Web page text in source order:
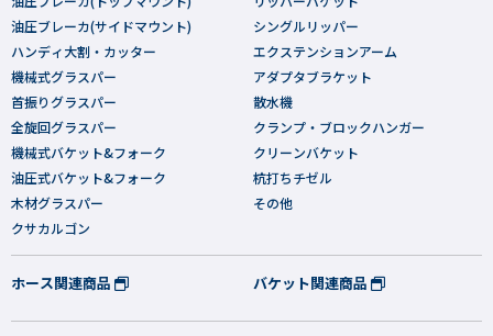
油圧ブレーカ(サイドマウント)
ハンディ大割・カッター
機械式グラスパー
首振りグラスパー
全旋回グラスパー
機械式バケット&フォーク
油圧式バケット&フォーク
木材グラスパー
クサカルゴン
シングルリッパー
エクステンションアーム
アダプタブラケット
散水機
クランプ・ブロックハンガー
クリーンバケット
杭打ちチゼル
その他
ホース関連商品 バケット関連商品